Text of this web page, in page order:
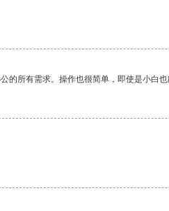
所有需求。操作也很简单，即使是小白也